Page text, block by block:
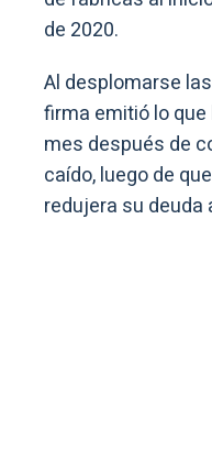
de 2020.
Al desplomarse
firma emitió lo que
mes después de
caído, luego de
redujera su deuda